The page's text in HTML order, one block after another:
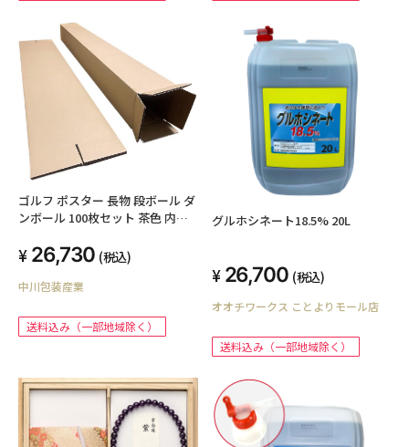
ゴルフ ポスター 長物 段ボール ダ
ンボール 100枚セット 茶色 内寸
の厚さ5mm 日本製 ゴルフクラブ
ポスター 長物 収納 梱包
26,730 (税込)
中川包装産業
送料込み（一部地域除く）
グルホシネート18.5% 20L
26,700 (税込)
オオチワークス ことよりモール店
送料込み（一部地域除く）